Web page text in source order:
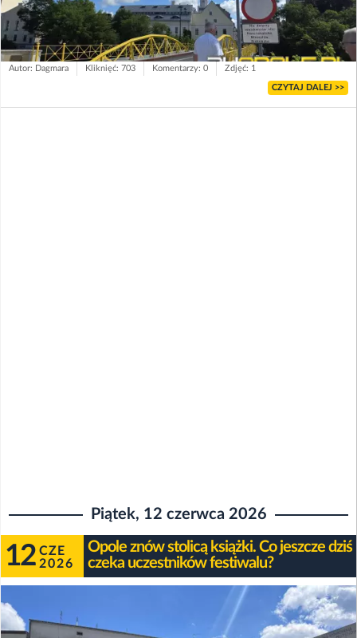
Autor: Dagmara Kliknięć: 703 Komentarzy: 0 Zdjęć: 1
CZYTAJ DALEJ >>
Piątek, 12 czerwca 2026
12 CZE
2026
Opole znów stolicą książki. Co jeszcze dziś
czeka uczestników festiwalu?